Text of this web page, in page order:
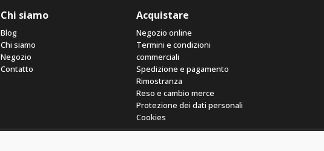
Chi siamo
Blog
Chi siamo
Negozio
Contatto
Acquistare
Negozio online
Termini e condizioni
commerciali
Spedizione e pagamento
Rimostranza
Reso e cambio merce
Protezione dei dati personali
Cookies